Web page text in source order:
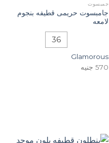
جمبسوت
جامبسوت حريمى قطيفه بنجوم
لامعه
36
Glamorous
570 جنيه